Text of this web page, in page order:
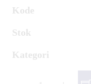
Kode
Stok
Kategori